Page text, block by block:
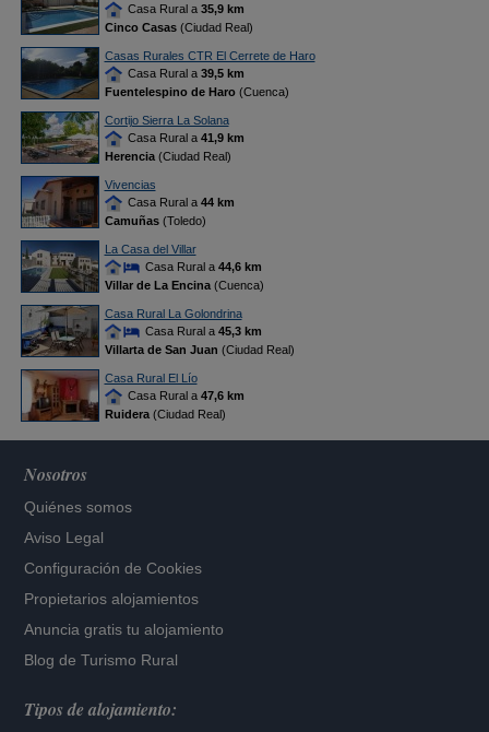
Casa Rural a 35,9 km
Cinco Casas(Ciudad Real)
Casas Rurales CTR El Cerrete de Haro
Casa Rural a 39,5 km
Fuentelespino de Haro(Cuenca)
Cortijo Sierra La Solana
Casa Rural a 41,9 km
Herencia(Ciudad Real)
Vivencias
Casa Rural a 44 km
Camuñas(Toledo)
La Casa del Villar
Casa Rural a 44,6 km
Villar de La Encina(Cuenca)
Casa Rural La Golondrina
Casa Rural a 45,3 km
Villarta de San Juan (Ciudad Real)
Casa Rural El Lío
Casa Rural a 47,6 km
Ruidera(Ciudad Real)
Nosotros
Quiénes somos
Aviso Legal
Configuración de Cookies
Propietarios alojamientos
Anuncia gratis tu alojamiento
Blog de Turismo Rural
Tipos de alojamiento: